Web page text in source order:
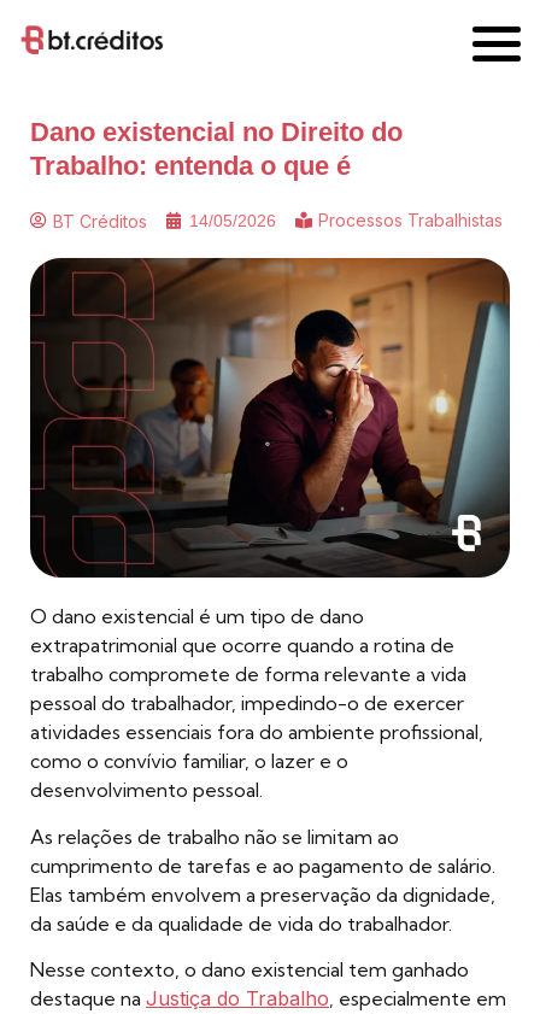
Dano existencial no Direito do
Trabalho: entenda o que é
BT Créditos 14/05/2026 Processos Trabalhistas
O dano existencial é um tipo de dano
extrapatrimonial que ocorre quando a rotina de
trabalho compromete de forma relevante a vida
pessoal do trabalhador, impedindo-o de exercer
atividades essenciais fora do ambiente profissional,
como o convívio familiar, o lazer e o
desenvolvimento pessoal.
As relações de trabalho não se limitam ao
cumprimento de tarefas e ao pagamento de salário.
Elas também envolvem a preservação da dignidade,
da saúde e da qualidade de vida do trabalhador.
Nesse contexto, o dano existencial tem ganhado
destaque na Justiça do Trabalho, especialmente em